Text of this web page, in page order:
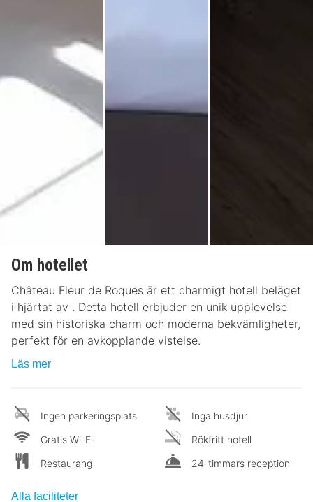
Om hotellet
Château Fleur de Roques är ett charmigt hotell beläget
i hjärtat av . Detta hotell erbjuder en unik upplevelse
med sin historiska charm och moderna bekvämligheter,
perfekt för en avkopplande vistelse.
Läs mer
Ingen parkeringsplats
Gratis Wi-Fi
Restaurang
Inga husdjur
Rökfritt hotell
24-timmars reception
Alla faciliteter